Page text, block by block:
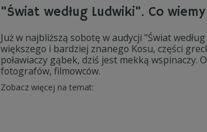
"Świat według Ludwiki". Co
Już w najbliższą sobotę w audycji "Świat
większego i bardziej znanego Kosu, części
poławiaczy gąbek, dziś jest mekką
fotografów, filmowców.
Zobacz więcej na temat: